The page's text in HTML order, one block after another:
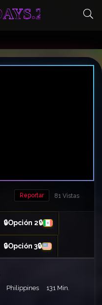
81 Vistas
Reportar
🔒Opción 2🔒
🔒Opción 3🔒
Philippines
131 Min.